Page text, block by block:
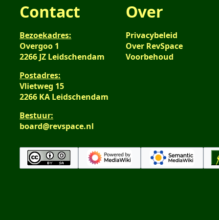
Contact
Bezoekadres:
Overgoo 1
2266 JZ Leidschendam
Postadres:
Vlietweg 15
2266 KA Leidschendam
Bestuur:
board@revspace.nl
Over
Privacybeleid
Over RevSpace
Voorbehoud